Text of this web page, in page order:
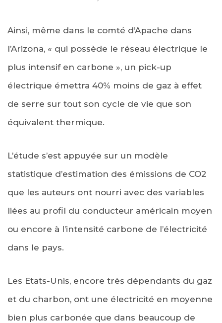
Ainsi, même dans le comté d’Apache dans
l’Arizona, « qui possède le réseau électrique le
plus intensif en carbone », un pick-up
électrique émettra 40% moins de gaz à effet
de serre sur tout son cycle de vie que son
équivalent thermique.
L’étude s’est appuyée sur un modèle
statistique d’estimation des émissions de CO2
que les auteurs ont nourri avec des variables
liées au profil du conducteur américain moyen
ou encore à l’intensité carbone de l’électricité
dans le pays.
Les Etats-Unis, encore très dépendants du gaz
et du charbon, ont une électricité en moyenne
bien plus carbonée que dans beaucoup de